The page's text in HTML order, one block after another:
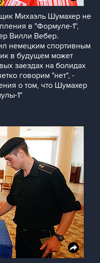
Михаэль Шумахер не
в "Формуле-1",
Вилли Вебер.
немецким спортивным
в будущем может
заездах на болидах
говорим "нет", -
о том, что Шумахер
1"